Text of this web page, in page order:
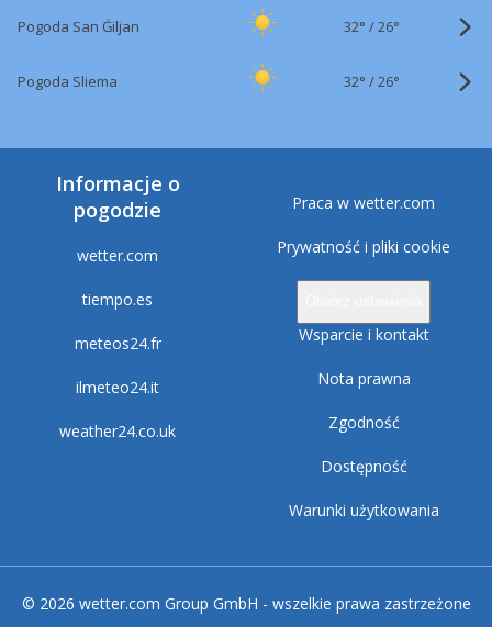
Pogoda San Ġiljan 32° /26°
Pogoda Sliema 32° /26°
Informacje o
pogodzie
wetter.com
tiempo.es
meteos24.fr
ilmeteo24.it
weather24.co.uk
Praca w wetter.com
Prywatność i pliki cookie
Wsparcie i kontakt
Nota prawna
Zgodność
Dostępność
Warunki użytkowania
© 2026 wetter.com Group GmbH - wszelkie prawa zastrzeżone